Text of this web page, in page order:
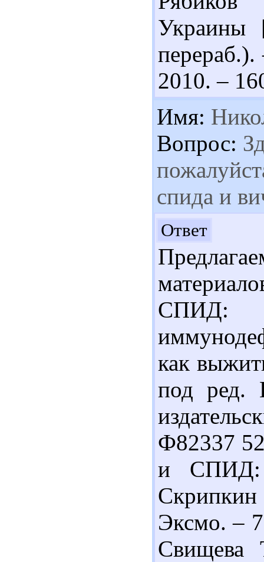
2010. –
Имя:
Вопрос:
спида и
Ответ
СПИД:
как
под
Ф82337
и СПИД:
Эксмо. –
Свищева